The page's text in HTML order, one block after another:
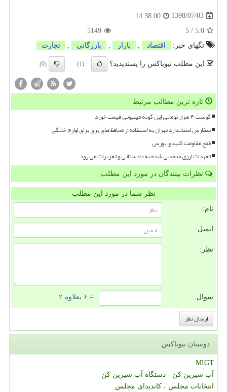
1398/07/03
14:38:00
5.0
/
5
5149
تگهای خبر:
اقتصاد بازار بازرگانی تجارت
این مطلب نیوباکس را پسندیدید؟ (1)
(0)
تازه ترین مطالب مرتبط
گوشت ۴ هزار تومانی این گونه میلیونی قیمت خورد
سفارش استاندارد تهران به استفاده از محافظ های برق برای لوازم خانگی
فتح مقاومت کلیدی بورس
تعهدات ارزی منقضی شده به دادستانی و تعزیرات می رود
نظرات بینندگان در مورد این مطلب
نظر شما در مورد این مطلب
نام:
ایمیل:
نظر:
سوال: = ۶ بعلاوه ۲
دوستان نیوباکس
MIGT
آب شیرین کن - دستگاه آب شیرین کن
انتخابات مجلس ، کاندیدای مجلس